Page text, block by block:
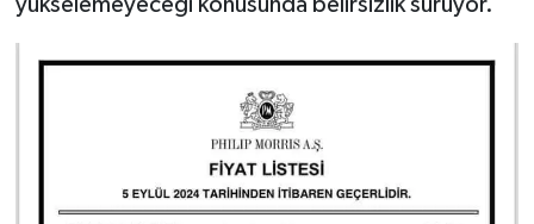
yükselemeyeceği konusunda belirsizlik sürüyor.